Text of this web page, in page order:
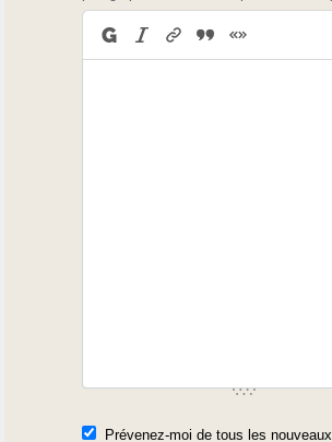
Prévenez-moi de tous les nouveaux